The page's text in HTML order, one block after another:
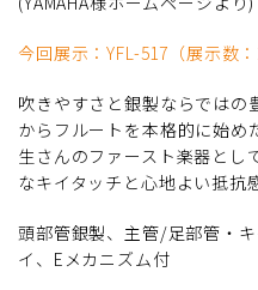
今回展示：YFL-517（展示数：
吹きやすさと銀製ならではの
からフルートを本格的に始
生さんのファースト楽器とし
なキイタッチと心地よい抵抗
頭部管銀製、主管/足部管・
イ、Eメカニズム付